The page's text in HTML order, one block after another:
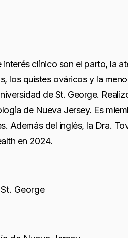
clínico son el parto, la
los quistes ováricos y la
de St. George.
de Nueva Jersey. Es
Además del inglés, la Dra.
en 2024.
George